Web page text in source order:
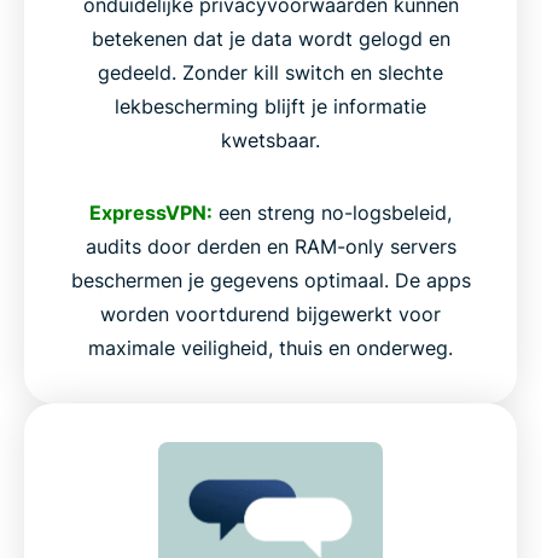
onduidelijke privacyvoorwaarden kunnen
betekenen dat je data wordt gelogd en
gedeeld. Zonder kill switch en slechte
lekbescherming blijft je informatie
kwetsbaar.
ExpressVPN: een streng no-logsbeleid,
audits door derden en RAM-only servers
beschermen je gegevens optimaal. De apps
worden voortdurend bijgewerkt voor
maximale veiligheid, thuis en onderweg.